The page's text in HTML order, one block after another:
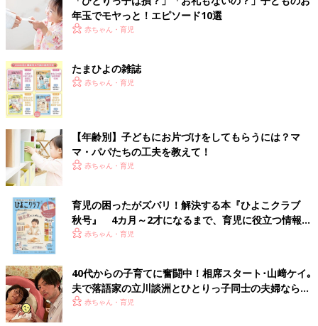
年玉でモヤっと！エピソード10選
赤ちゃん・育児
たまひよの雑誌
赤ちゃん・育児
【年齢別】子どもにお片づけをしてもらうには？マ
マ・パパたちの工夫を教えて！
赤ちゃん・育児
育児の困ったがズバリ！解決する本『ひよこクラブ
秋号』 4カ月～2才になるまで、育児に役立つ情報が
いっぱい！
赤ちゃん・育児
40代からの子育てに奮闘中！相席スタート･山﨑ケイ｡
夫で落語家の立川談洲とひとりっ子同士の夫婦ならで
はの不安とは･･･
赤ちゃん・育児